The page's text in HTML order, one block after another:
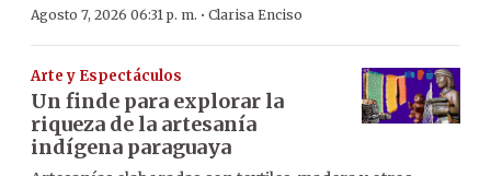
Agosto 7, 2026 06:31 p. m. · Clarisa Enciso
Arte y Espectáculos
Un finde para explorar la
riqueza de la artesanía
indígena paraguaya